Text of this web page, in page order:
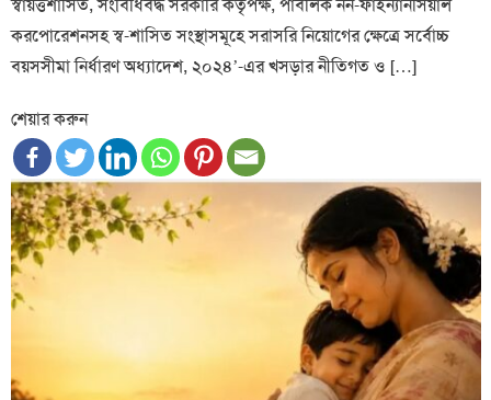
স্বায়ত্তশাসিত, সংবিধিবদ্ধ সরকারি কর্তৃপক্ষ, পাবলিক নন-ফাইন্যানসিয়াল
করপোরেশনসহ স্ব-শাসিত সংস্থাসমূহে সরাসরি নিয়োগের ক্ষেত্রে সর্বোচ্চ
বয়সসীমা নির্ধারণ অধ্যাদেশ, ২০২৪’-এর খসড়ার নীতিগত ও […]
শেয়ার করুন